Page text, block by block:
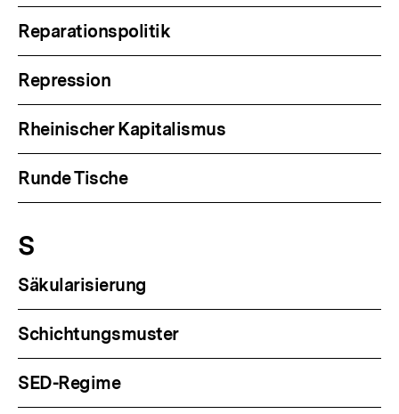
Reparationspolitik
Repression
Rheinischer Kapitalismus
Runde Tische
S
Säkularisierung
Schichtungsmuster
SED-Regime